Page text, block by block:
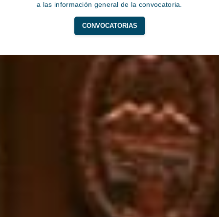
a las información general de la convocatoria.
CONVOCATORIAS